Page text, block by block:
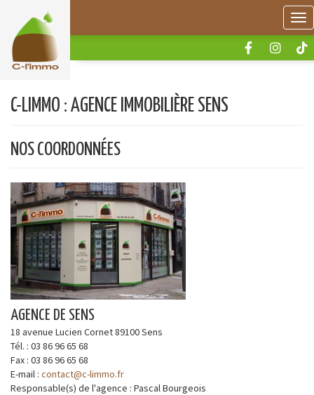
C-LIMMO : AGENCE IMMOBILIÈRE SENS
NOS COORDONNÉES
AGENCE DE SENS
18 avenue Lucien Cornet89100Sens
Tél. : 03 86 96 65 68
Fax : 03 86 96 65 68
E-mail : contact@c-limmo.fr
Responsable(s) de l'agence : Pascal Bourgeois